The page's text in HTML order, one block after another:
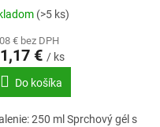
(>5 ks)
€ bez DPH
€ / ks
Do košíka
250 ml Sprchový gél s